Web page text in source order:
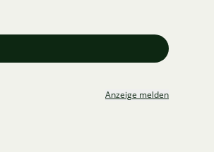
Anzeige melden